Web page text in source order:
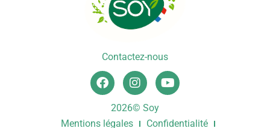
Contactez-nous
2026© Soy
Mentions légales
Confidentialité